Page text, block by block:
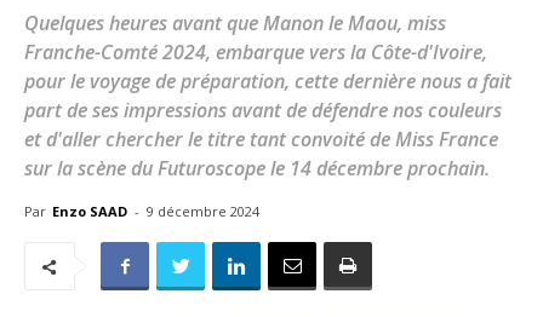
Quelques heures avant que Manon le Maou, miss
Franche-Comté 2024, embarque vers la Côte-d'Ivoire,
pour le voyage de préparation, cette dernière nous a fait
part de ses impressions avant de défendre nos couleurs
et d'aller chercher le titre tant convoité de Miss France
sur la scène du Futuroscope le 14 décembre prochain.
Par Enzo SAAD - 9 décembre 2024